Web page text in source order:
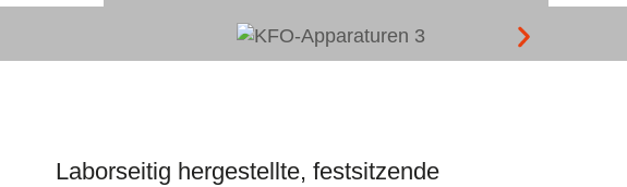
Laborseitig hergestellte, festsitzende